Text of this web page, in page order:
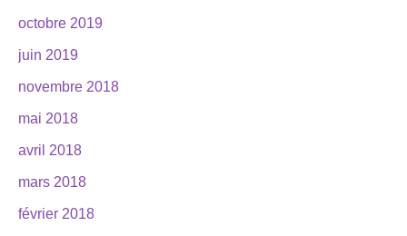
octobre 2019
juin 2019
novembre 2018
mai 2018
avril 2018
mars 2018
février 2018